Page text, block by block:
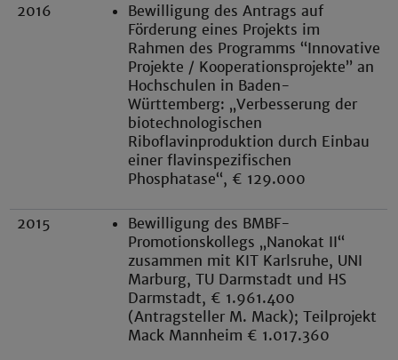
2016
Bewilligung des Antrags auf
Förderung eines Projekts im
Rahmen des Programms “Innovative
Projekte / Kooperationsprojekte” an
Hochschulen in Baden-
Württemberg: „Verbesserung der
biotechnologischen
Riboflavinproduktion durch Einbau
einer flavinspezifischen
Phosphatase“, € 129.000
2015
Bewilligung des BMBF-
Promotionskollegs „Nanokat II“
zusammen mit KIT Karlsruhe, UNI
Marburg, TU Darmstadt und HS
Darmstadt, € 1.961.400
(Antragsteller M. Mack); Teilprojekt
Mack Mannheim € 1.017.360